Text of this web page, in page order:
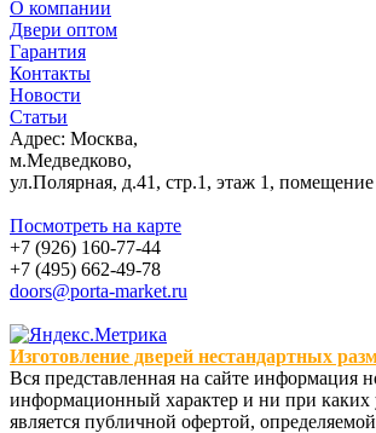
О компании
Двери оптом
Гарантия
Контакты
Новости
Статьи
Адрес: Москва,
м.Медведково,
ул.Полярная, д.41, стр.1, этаж 1,
Посмотреть на карте
+7 (926) 160-77-44
+7 (495) 662-49-78
doors@porta-market.ru
Изготовление дверей нестандартных
Вся представленная на сайте информация
информационный характер и ни при каких
является публичной офертой,